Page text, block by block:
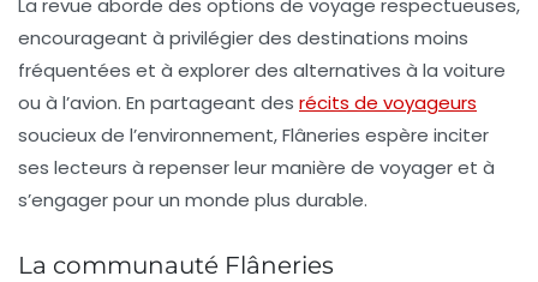
La revue aborde des options de voyage respectueuses,
encourageant à privilégier des destinations moins
fréquentées et à explorer des alternatives à la voiture
ou à l’avion. En partageant des récits de voyageurs
soucieux de l’environnement,Flâneries espère inciter
ses lecteurs à repenser leur manière de voyager et à
s’engager pour un monde plus durable.
La communauté Flâneries